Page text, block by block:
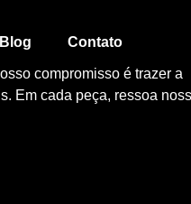
Blog Contato
compromisso é trazer a
Em cada peça, ressoa